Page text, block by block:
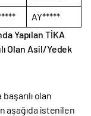
AY*****
Yapılan TİKA
Olan Asil/Yedek
başarılı olan
aşağıda istenilen